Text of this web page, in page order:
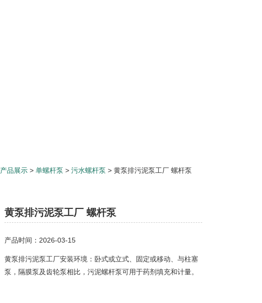
产品展示 > 单螺杆泵 > 污水螺杆泵 > 黄泵排污泥泵工厂 螺杆泵
黄泵排污泥泵工厂 螺杆泵
产品时间：2026-03-15
黄泵排污泥泵工厂安装环境：卧式或立式、固定或移动、与柱塞
泵，隔膜泵及齿轮泵相比，污泥螺杆泵可用于药剂填充和计量。